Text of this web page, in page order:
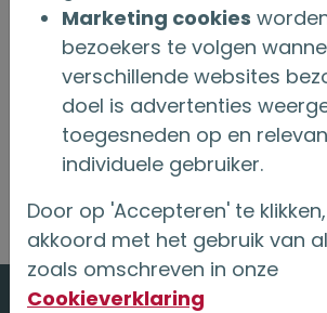
Lees hier alle persberichten
Onderlinge Nederland
Lees verder
Marketing cookies
bezoekers te volgen
verschillende websites
doel is advertenties
toegesneden op en
individuele gebruiker.
Door op 'Accepteren' te
akkoord met het gebruik van
zoals omschreven in onze
Cookieverklaring